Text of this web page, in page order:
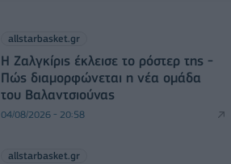
allstarbasket.gr
Η Ζαλγκίρις έκλεισε το ρόστερ της -
Πώς διαμορφώνεται η νέα ομάδα
του Βαλαντσιούνας
04/08/2026 - 20:58
allstarbasket.gr